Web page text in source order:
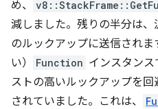
め、
減しました。残りの半分は、
のルックアップに送信され
い）
Function インスタンス
ストの高いルックアップを
されていました。これは、